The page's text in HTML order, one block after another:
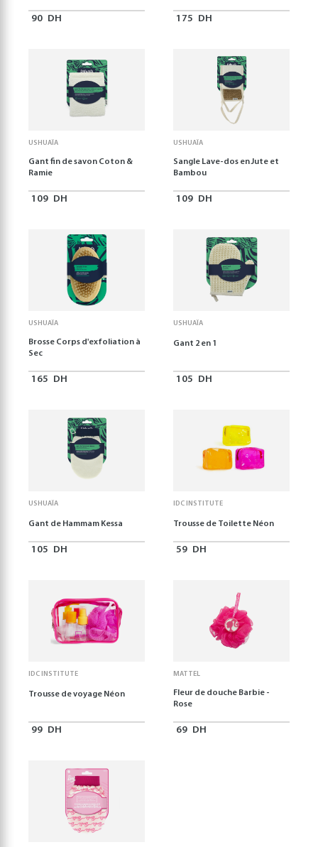
90 DH 175 DH
USHUAÏA
Gant fin de savon Coton &
Ramie
109 DH
USHUAÏA
Sangle Lave-dos en Jute et
Bambou
109 DH
USHUAÏA
Brosse Corps d'exfoliation à
Sec
165 DH
USHUAÏA
Gant 2 en 1
105 DH
USHUAÏA
Gant de Hammam Kessa
105 DH
IDC INSTITUTE
Trousse de Toilette Néon
59 DH
IDC INSTITUTE
Trousse de voyage Néon
99 DH
MATTEL
Fleur de douche Barbie -
Rose
69 DH